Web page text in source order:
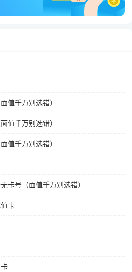
值千万别选错）
值千万别选错）
值千万别选错）
卡号（面值千万别选错）
卡